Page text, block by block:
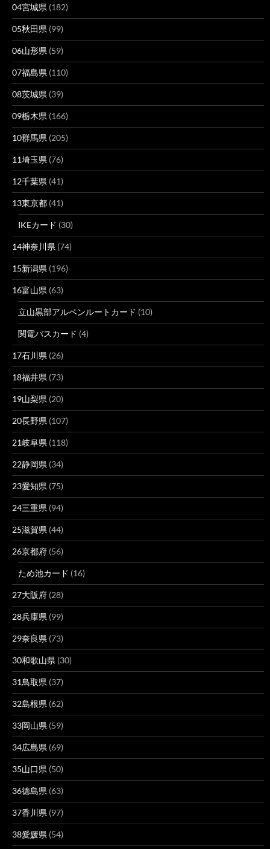
04宮城県 (182)
05秋田県 (99)
06山形県 (59)
07福島県 (110)
08茨城県 (39)
09栃木県 (166)
10群馬県 (205)
11埼玉県 (76)
12千葉県 (41)
13東京都 (41)
IKEカード (30)
14神奈川県 (74)
15新潟県 (196)
16富山県 (63)
立山黒部アルペンルートカード (10)
関電バスカード (4)
17石川県 (26)
18福井県 (73)
19山梨県 (20)
20長野県 (107)
21岐阜県 (118)
22静岡県 (34)
23愛知県 (75)
24三重県 (94)
25滋賀県 (44)
26京都府 (56)
ため池カード (16)
27大阪府 (28)
28兵庫県 (99)
29奈良県 (73)
30和歌山県 (30)
31鳥取県 (37)
32島根県 (62)
33岡山県 (59)
34広島県 (69)
35山口県 (50)
36徳島県 (63)
37香川県 (97)
38愛媛県 (54)